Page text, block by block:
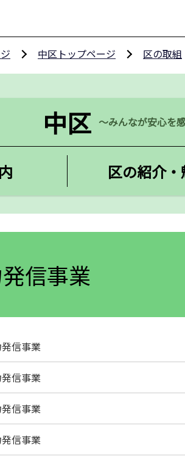
中区トップページ 区の取組
中区 ～みんなが安心を
区の紹介
信事業
信事業
信事業
信事業
信事業